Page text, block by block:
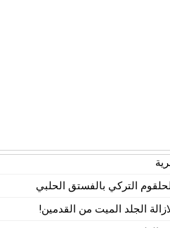
التركي بالفستق الحلبي
الجلد الميت من القدمين!